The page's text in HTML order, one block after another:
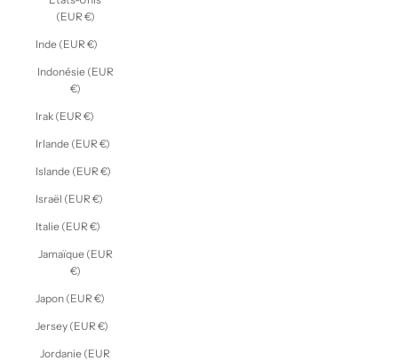
(EUR €)
Inde (EUR €)
Indonésie (EUR
€)
Irak (EUR €)
Irlande (EUR €)
Islande (EUR €)
Israël (EUR €)
Italie (EUR €)
Jamaïque (EUR
€)
Japon (EUR €)
Jersey (EUR €)
Jordanie (EUR